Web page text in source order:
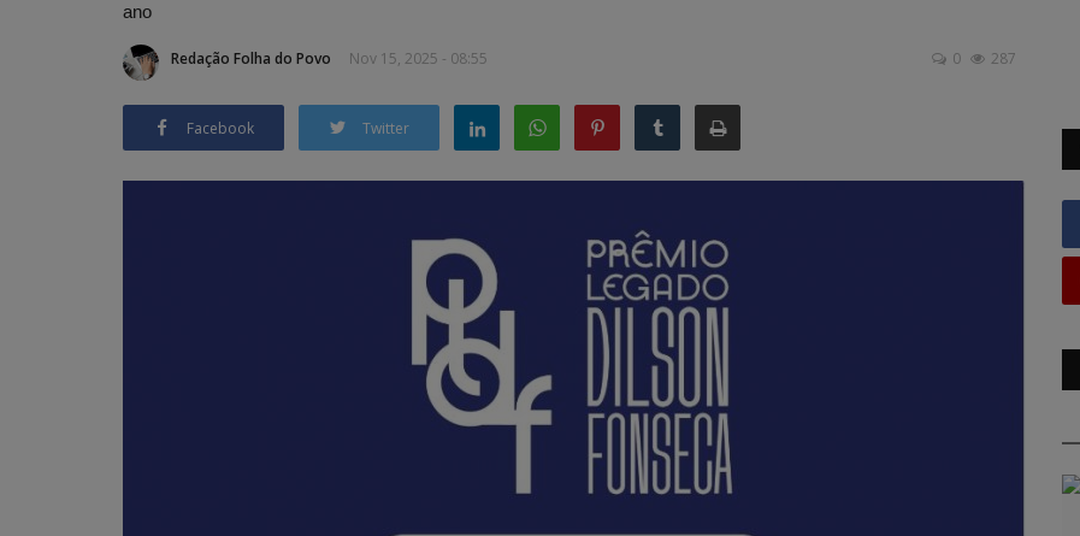
ano
Redação Folha do Povo Nov 15, 2025 - 08:55 0 287
Facebook Twitter